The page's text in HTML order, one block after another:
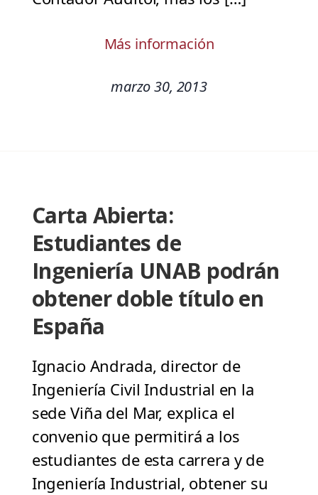
Más información
marzo 30, 2013
Carta Abierta:
Estudiantes de
Ingeniería UNAB podrán
obtener doble título en
España
Ignacio Andrada, director de
Ingeniería Civil Industrial en la
sede Viña del Mar, explica el
convenio que permitirá a los
estudiantes de esta carrera y de
Ingeniería Industrial, obtener su